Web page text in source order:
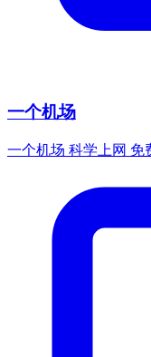
一个机场
一个机场 科学上网 免